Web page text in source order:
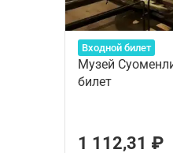
Входной билет
Музей
билет
1 112,31 ₽